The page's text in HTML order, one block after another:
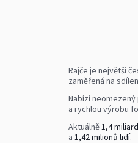
Rajče je největší
zaměřená na
Nabízí
a rychlou výrobu
Aktuálně1,4
a 1,42 milionů lidí.